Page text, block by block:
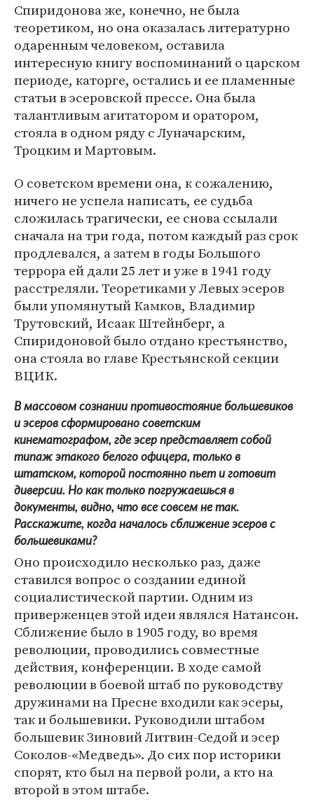
Спиридонова же, конечно, не была
теоретиком, но она оказалась литературно
одаренным человеком, оставила
интересную книгу воспоминаний о царском
периоде, каторге, остались и ее пламенные
статьи в эсеровской прессе. Она была
талантливым агитатором и оратором,
стояла в одном ряду с Луначарским,
Троцким и Мартовым.
О советском времени она, к сожалению,
ничего не успела написать, ее судьба
сложилась трагически, ее снова ссылали
сначала на три года, потом каждый раз срок
продлевался, а затем в годы Большого
террора ей дали 25 лет и уже в 1941 году
расстреляли. Теоретиками у Левых эсеров
были упомянутый Камков, Владимир
Трутовский, Исаак Штейнберг, а
Спиридоновой было отдано крестьянство,
она стояла во главе Крестьянской секции
ВЦИК.
В массовом сознании противостояние большевиков
и эсеров сформировано советским
кинематографом, где эсер представляет собой
типаж этакого белого офицера, только в
штатском, которой постоянно пьет и готовит
диверсии. Но как только погружаешься в
документы, видно, что все совсем не так.
Расскажите, когда началось сближение эсеров с
большевиками?
Оно происходило несколько раз, даже
ставился вопрос о создании единой
социалистической партии. Одним из
приверженцев этой идеи являлся Натансон.
Сближение было в 1905 году, во время
революции, проводились совместные
действия, конференции. В ходе самой
революции в боевой штаб по руководству
дружинами на Пресне входили как эсеры,
так и большевики. Руководили штабом
большевик Зиновий Литвин-Седой и эсер
Соколов-«Медведь». До сих пор историки
спорят, кто был на первой роли, а кто на
второй в этом штабе.